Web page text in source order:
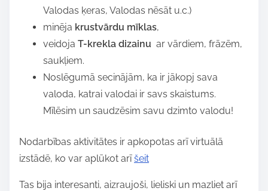
Valodas ķeras, Valodas nēsāt u.c.)
minēja krustvārdu mīklas,
veidoja T-krekla dizainu ar vārdiem, frāzēm,
saukļiem.
Noslēgumā secinājām, ka ir jākopj sava
valoda, katrai valodai ir savs skaistums.
Mīlēsim un saudzēsim savu dzimto valodu!
Nodarbības aktivitātes ir apkopotas arī virtuālā
izstādē, ko var aplūkot arīšeit
Tas bija interesanti, aizraujoši, lieliski un mazliet arī